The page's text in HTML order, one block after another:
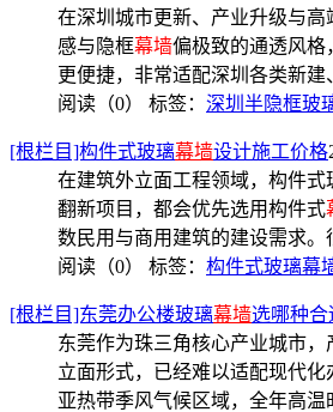
在深圳城市更新、产业升级与
感与隐框幕墙偏极致的通透风格
更便捷，非常适配深圳各类新建
阅读（0） 标签： 深圳半隐框玻
[根栏目]构件式玻璃幕墙设计施工价格
在建筑外立面工程领域，构件式
翻新项目，都会优先选用构件式
数民用与商用建筑的建设需求
阅读（0） 标签： 构件式玻璃幕
[根栏目]东莞办公楼玻璃幕墙选哪种合
东莞作为珠三角核心产业城市
立面形式，已经难以适配现代
亚热带季风气候区域，全年高